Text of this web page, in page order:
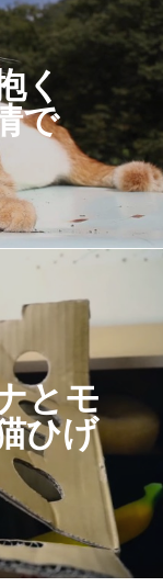
く
で
とモ
ひげ